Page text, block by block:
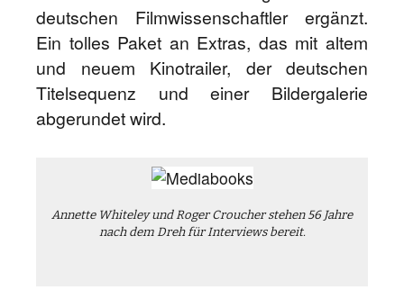
deutschen Filmwissenschaftler ergänzt.
Ein tolles Paket an Extras, das mit altem
und neuem Kinotrailer, der deutschen
Titelsequenz und einer Bildergalerie
abgerundet wird.
Annette Whiteley und Roger Croucher stehen 56 Jahre
nach dem Dreh für Interviews bereit.